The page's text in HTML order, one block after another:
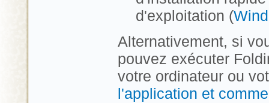
d'exploitation (
Alternativement, si
pouvez exécuter
votre ordinateur ou
l'application et